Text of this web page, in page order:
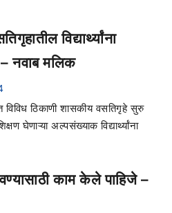
विद्यार्थ्यांना
नवाब मलिक
विविध ठिकाणी शासकीय वसतिगृहे सुरु
घेणाऱ्या अल्पसंख्याक विद्यार्थ्यांना
काम केले पाहिजे –